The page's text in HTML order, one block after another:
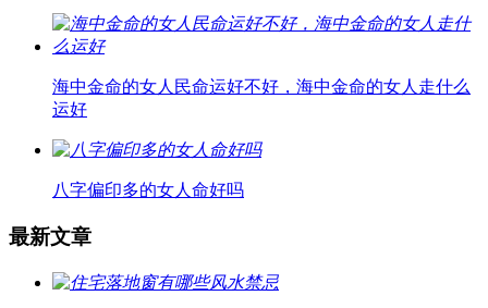
海中金命的女人民命运好不好，海中金命的女人走什么
运好
八字偏印多的女人命好吗
最新文章